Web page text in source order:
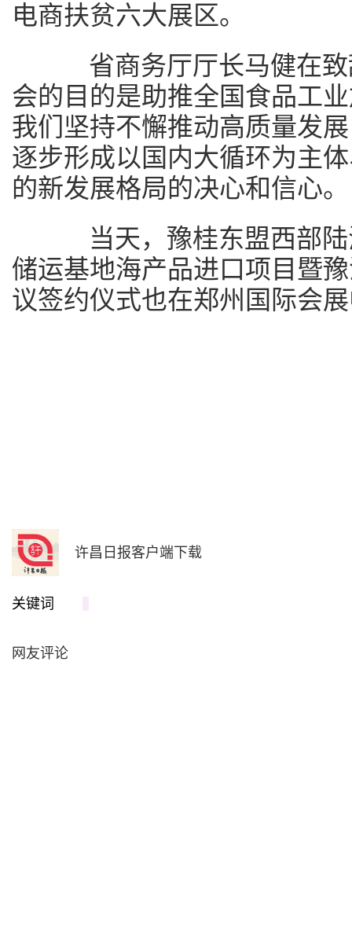
电商扶贫六大展区。
省商务厅厅长马健在致
会的目的是助推全国食品工
我们坚持不懈推动高质量发
逐步形成以国内大循环为主
的新发展格局的决心和信心。
当天，豫桂东盟西部陆
储运基地海产品进口项目暨
议签约仪式也在郑州国际会
许昌日报客户端下载
关键词
网友评论